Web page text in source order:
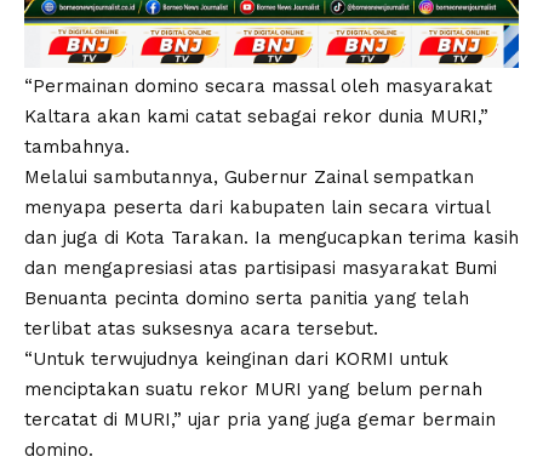
“Permainan domino secara massal oleh masyarakat
Kaltara akan kami catat sebagai rekor dunia MURI,”
tambahnya.
Melalui sambutannya, Gubernur Zainal sempatkan
menyapa peserta dari kabupaten lain secara virtual
dan juga di Kota Tarakan. Ia mengucapkan terima kasih
dan mengapresiasi atas partisipasi masyarakat Bumi
Benuanta pecinta domino serta panitia yang telah
terlibat atas suksesnya acara tersebut.
“Untuk terwujudnya keinginan dari KORMI untuk
menciptakan suatu rekor MURI yang belum pernah
tercatat di MURI,” ujar pria yang juga gemar bermain
domino.